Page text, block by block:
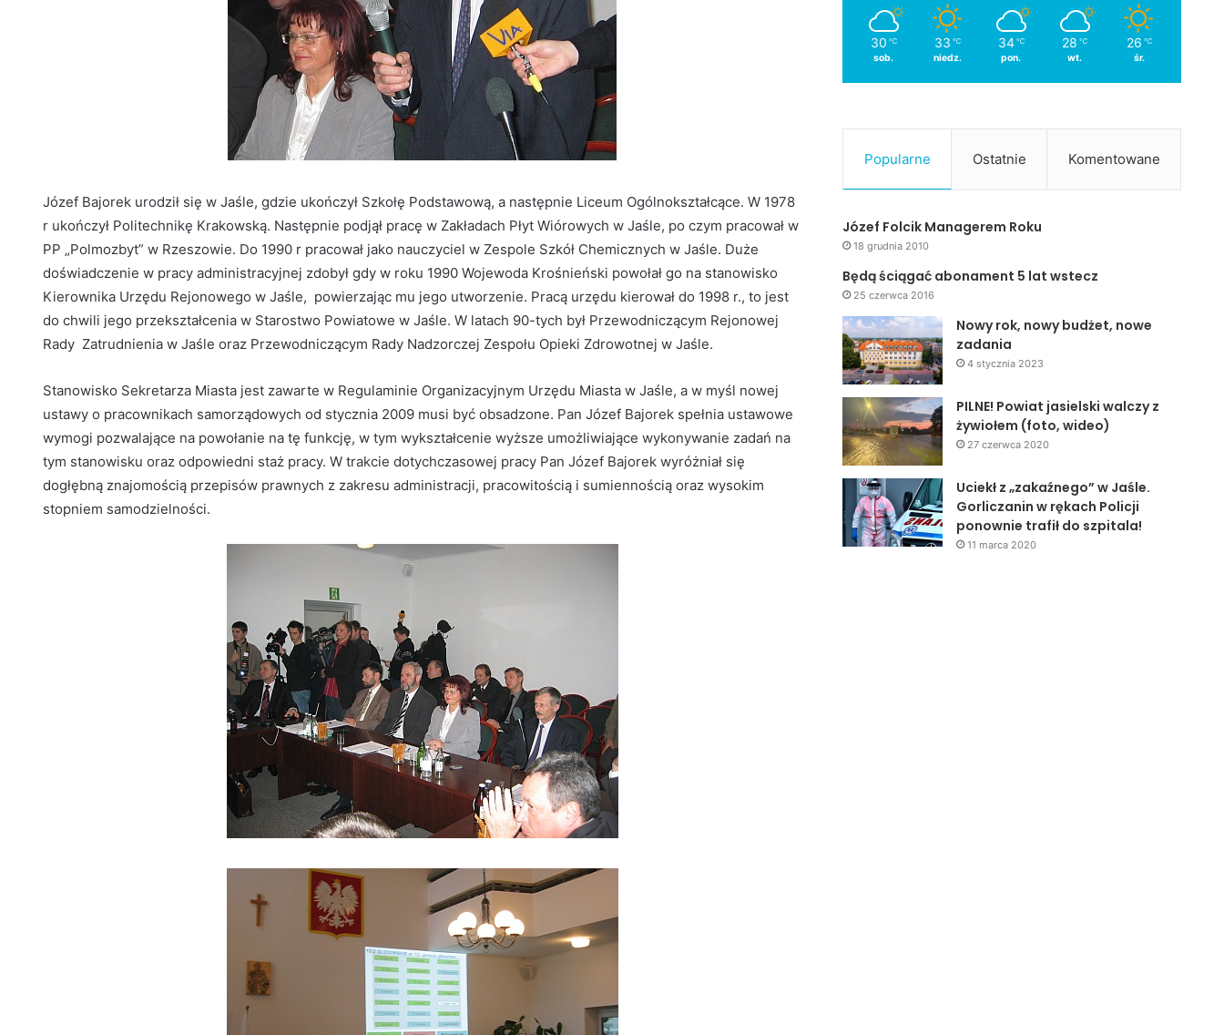
Józef Bajorek urodził się w Jaśle, gdzie ukończył Szkołę Podstawową, a następnie Liceum Ogólnokształcące. W 1978
r ukończył Politechnikę Krakowską. Następnie podjął pracę w Zakładach Płyt Wiórowych w Jaśle, po czym pracował w
PP „Polmozbyt” w Rzeszowie. Do 1990 r pracował jako nauczyciel w Zespole Szkół Chemicznych w Jaśle. Duże
doświadczenie w pracy administracyjnej zdobył gdy w roku 1990 Wojewoda Krośnieński powołał go na stanowisko
Kierownika Urzędu Rejonowego w Jaśle, powierzając mu jego utworzenie. Pracą urzędu kierował do 1998 r., to jest
do chwili jego przekształcenia w Starostwo Powiatowe w Jaśle. W latach 90-tych był Przewodniczącym Rejonowej
Rady Zatrudnienia w Jaśle oraz Przewodniczącym Rady Nadzorczej Zespołu Opieki Zdrowotnej w Jaśle.
Stanowisko Sekretarza Miasta jest zawarte w Regulaminie Organizacyjnym Urzędu Miasta w Jaśle, a w myśl nowej
ustawy o pracownikach samorządowych od stycznia 2009 musi być obsadzone. Pan Józef Bajorek spełnia ustawowe
wymogi pozwalające na powołanie na tę funkcję, w tym wykształcenie wyższe umożliwiające wykonywanie zadań na
tym stanowisku oraz odpowiedni staż pracy. W trakcie dotychczasowej pracy Pan Józef Bajorek wyróżniał się
dogłębną znajomością przepisów prawnych z zakresu administracji, pracowitością i sumiennością oraz wysokim
stopniem samodzielności.
30 ℃
sob.
33 ℃
niedz.
34 ℃
pon.
28 ℃
wt.
26 ℃
śr.
Popularne Ostatnie Komentowane
Józef Folcik Managerem Roku
18 grudnia 2010
Będą ściągać abonament 5 lat wstecz
25 czerwca 2016
Nowy rok, nowy budżet, nowe
zadania
4 stycznia 2023
PILNE! Powiat jasielski walczy z
żywiołem (foto, wideo)
27 czerwca 2020
Uciekł z „zakaźnego” w Jaśle.
Gorliczanin w rękach Policji
ponownie trafił do szpitala!
11 marca 2020